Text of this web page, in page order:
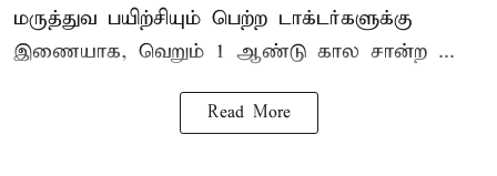
மருத்துவ பயிற்சியும் பெற்ற டாக்டர்களுக்கு
இணையாக, வெறும் 1 ஆண்டு கால சான்ற ...
Read More